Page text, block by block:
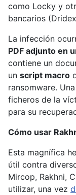
como Locky y
bancarios
La infección
PDF adjunto en
contiene un
un script macro
ransomware.
ficheros de la
para su
Cómo usar
Esta magnífica
útil contra
Mircop, Rakhni,
utilizar, una vez